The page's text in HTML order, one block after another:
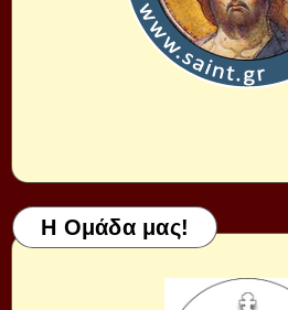
Η Ομάδα μας!